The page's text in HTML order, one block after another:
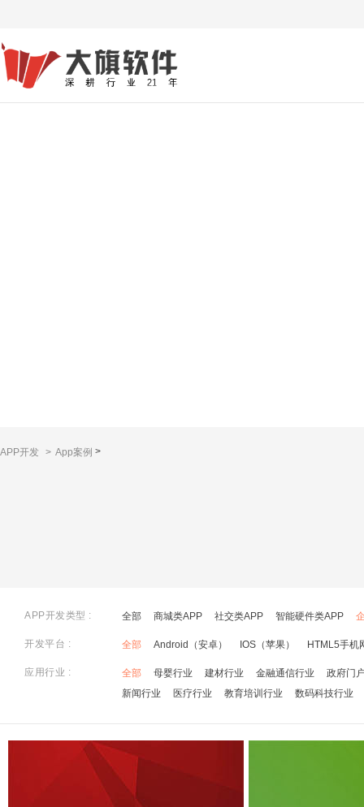
APP开发 > App案例 >
APP开发类型 : 全部 商城类APP 社交类APP 智能硬件类APP
开发平台 : 全部 Android（安卓） IOS（苹果） HTML5手机
应用行业 : 全部 母婴行业 建材行业 金融通信行业
政府门
新闻行业
医疗行业 教育培训行业 数码科技行业